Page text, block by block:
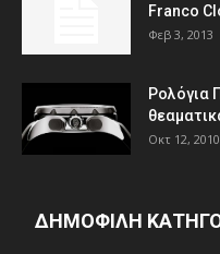
Franco
Φεβ 3, 2013
Ρολόγια
Οκτ 12, 2010
ΔΗΜΟΦΙΛΗ